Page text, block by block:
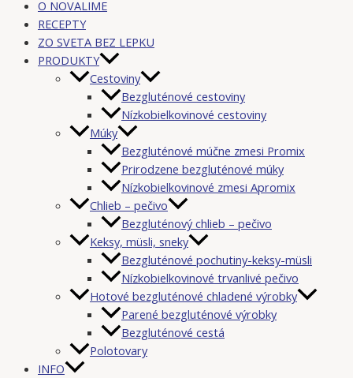
O NOVALIME
RECEPTY
ZO SVETA BEZ LEPKU
PRODUKTY
Cestoviny
Bezgluténové cestoviny
Nízkobielkovinové cestoviny
Múky
Bezgluténové múčne zmesi Promix
Prirodzene bezgluténové múky
Nízkobielkovinové zmesi Apromix
Chlieb – pečivo
Bezgluténový chlieb – pečivo
Keksy, müsli, sneky
Bezgluténové pochutiny-keksy-müsli
Nízkobielkovinové trvanlivé pečivo
Hotové bezgluténové chladené výrobky
Parené bezgluténové výrobky
Bezgluténové cestá
Polotovary
INFO